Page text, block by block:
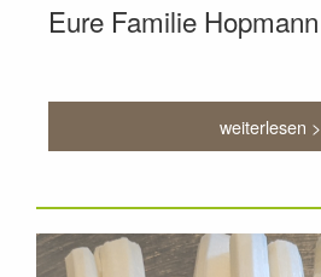
Eure Familie Hopmann
weiterlesen >